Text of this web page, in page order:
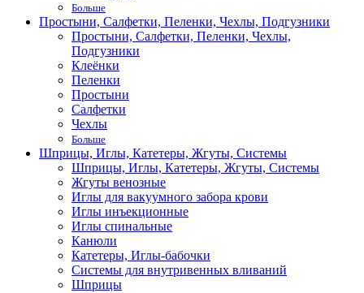
Больше
Простыни, Салфетки, Пеленки, Чехлы, Подгузники
Простыни, Салфетки, Пеленки, Чехлы,
Подгузники
Клеёнки
Пеленки
Простыни
Салфетки
Чехлы
Больше
Шприцы, Иглы, Катетеры, Жгуты, Системы
Шприцы, Иглы, Катетеры, Жгуты, Системы
Жгуты венозные
Иглы для вакуумного забора крови
Иглы инъекционные
Иглы спинальные
Канюли
Катетеры, Иглы-бабочки
Системы для внутривенных вливаний
Шприцы